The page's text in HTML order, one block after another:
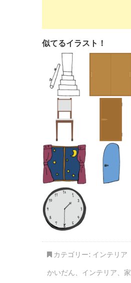
似てるイラスト！
カテゴリー: インテリア
かいだん、 インテリア、 家